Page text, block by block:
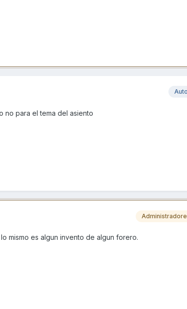
no para el tema del asiento
mismo es algun invento de algun forero.